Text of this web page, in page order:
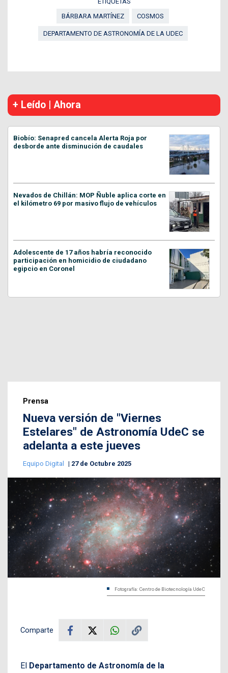
BÁRBARA MARTÍNEZ
COSMOS
DEPARTAMENTO DE ASTRONOMÍA DE LA UDEC
+ Leído | Ahora
Biobío: Senapred cancela Alerta Roja por
desborde ante disminución de caudales
Nevados de Chillán: MOP Ñuble aplica corte en
el kilómetro 69 por masivo flujo de vehículos
Adolescente de 17 años habría reconocido
participación en homicidio de ciudadano
egipcio en Coronel
Prensa
Nueva versión de "Viernes
Estelares" de Astronomía UdeC se
adelanta a este jueves
Equipo Digital 27 de Octubre 2025
Fotografía: Centro de Biotecnología UdeC
Comparte
El Departamento de Astronomía de la